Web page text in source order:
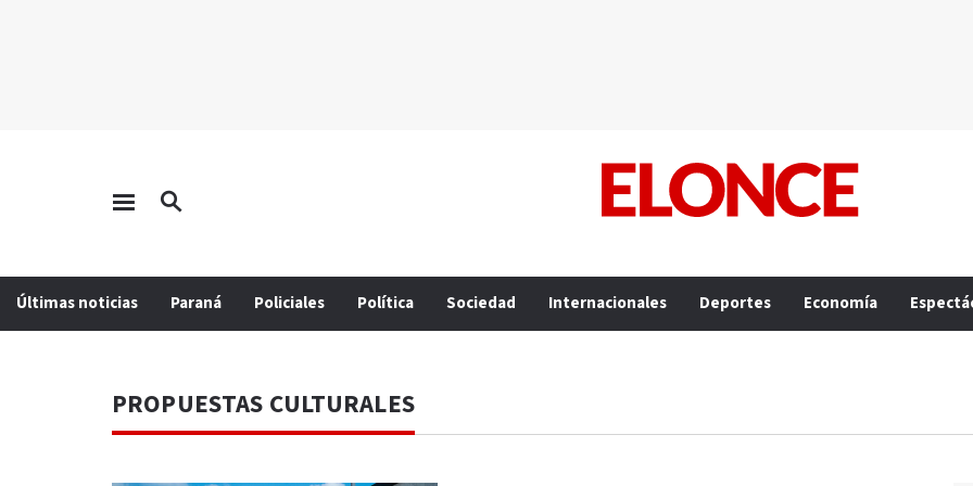
Últimas noticias Paraná Policiales Política Sociedad Internacionales Deportes Economía
PROPUESTAS CULTURALES